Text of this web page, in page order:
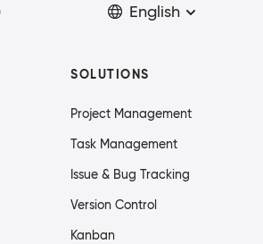
English
SOLUTIONS
Project Management
Task Management
Issue & Bug Tracking
Version Control
Kanban